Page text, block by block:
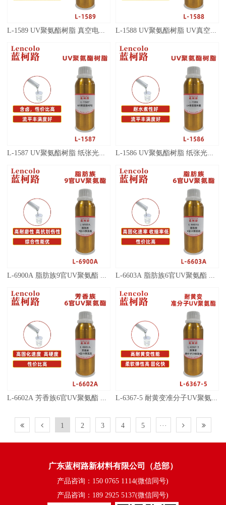
L-1589 UV聚氨酯树脂 真空电镀底 面漆 UV塑胶上罩光 L-1588 UV聚氨酯树脂 UV真空电镀底漆 UV塑胶上罩光
L-1587 UV聚氨酯树脂 纸张光油 UV塑胶涂料 L-1586 UV聚氨酯树脂 纸张光油 UV塑胶涂料
L-6367-5 耐黄变准分子UV聚氨酯 PU ABS PC PET 各种塑料薄膜 皮革 纸张 木器 表面涂布装饰准分子肤感涂料
1 2 3 4 5 ···
广东蓝柯路新材料有限公司（总部）
产品咨询：150 0765 1114(微信同号)
产品咨询：189 2925 5137(微信同号)